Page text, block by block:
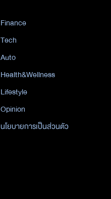
Finance
Tech
Auto
Health&Wellness
Lifestyle
Opinion
นโยบายการเป็นส่วนตัว